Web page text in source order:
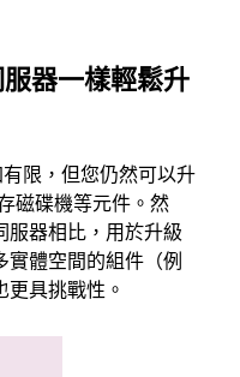
器一樣輕鬆升
限，但您仍然可以升
磁碟機等元件。然
服器相比，用於升級
實體空間的組件（例
具挑戰性。